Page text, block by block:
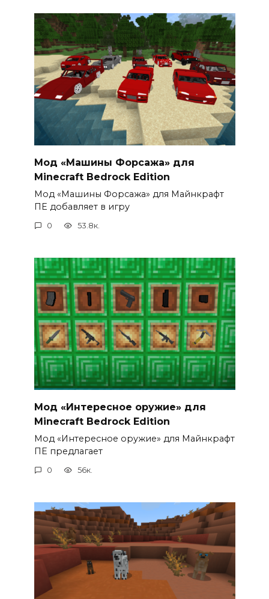
Мод «Машины Форсажа» для
Minecraft Bedrock Edition
Мод «Машины Форсажа» для Майнкрафт
ПЕ добавляет в игру
0 53.8к.
Мод «Интересное оружие» для
Minecraft Bedrock Edition
Мод «Интересное оружие» для Майнкрафт
ПЕ предлагает
0 56к.